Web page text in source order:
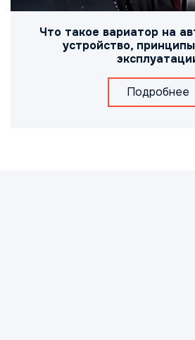
Что такое вариатор на
устройство,
Подробнее